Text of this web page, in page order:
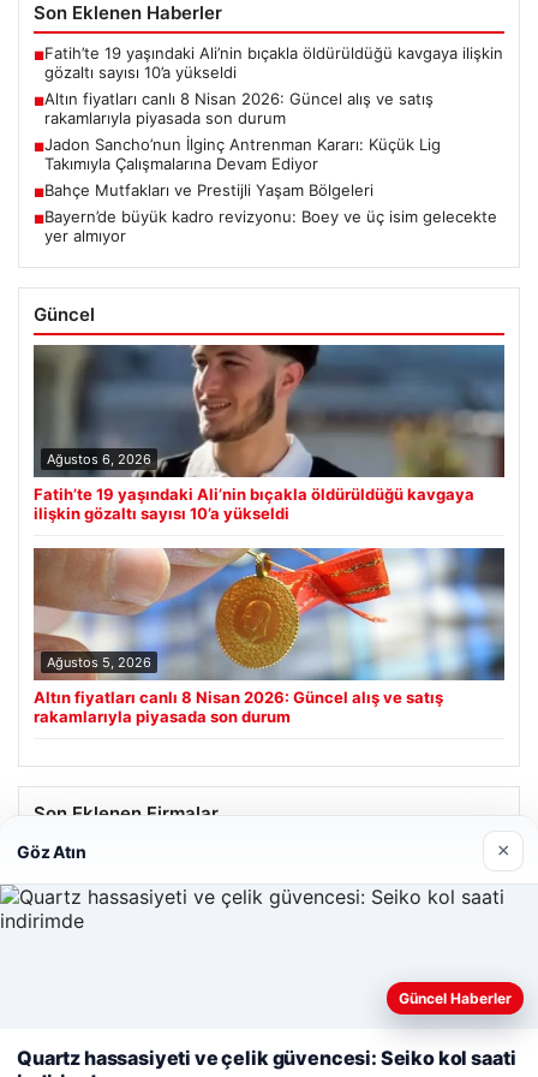
Son Eklenen Haberler
■Fatih’te 19 yaşındaki Ali’nin bıçakla öldürüldüğü kavgaya ilişkin
gözaltı sayısı 10’a yükseldi
■Altın fiyatları canlı 8 Nisan 2026: Güncel alış ve satış
rakamlarıyla piyasada son durum
■Jadon Sancho’nun İlginç Antrenman Kararı: Küçük Lig
Takımıyla Çalışmalarına Devam Ediyor
■Bahçe Mutfakları ve Prestijli Yaşam Bölgeleri
■Bayern’de büyük kadro revizyonu: Boey ve üç isim gelecekte
yer almıyor
Güncel
Ağustos 6, 2026
Fatih’te 19 yaşındaki Ali’nin bıçakla öldürüldüğü kavgaya
ilişkin gözaltı sayısı 10’a yükseldi
Ağustos 5, 2026
Altın fiyatları canlı 8 Nisan 2026: Güncel alış ve satış
rakamlarıyla piyasada son durum
Son Eklenen Firmalar
Web sitemizi nasıl kullandığınızı daha iyi anlayabilmek,
kullanıyoruz.
Çerez Politikamız
Göz Atın ×
Güncel Haberler
Quartz hassasiyeti ve çelik güvencesi: Seiko kol saati